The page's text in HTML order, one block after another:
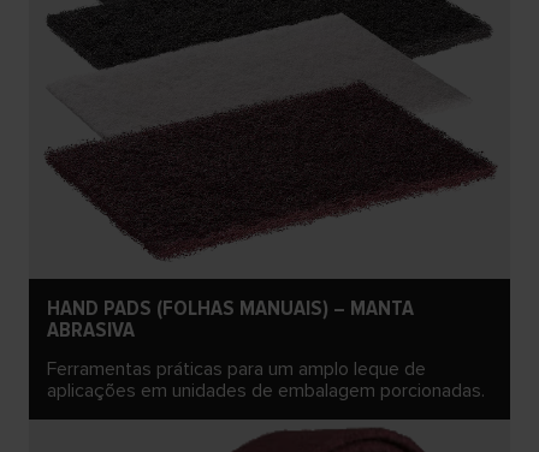
HAND PADS (FOLHAS MANUAIS) – MANTA
ABRASIVA
Ferramentas práticas para um amplo leque de
aplicações em unidades de embalagem porcionadas.